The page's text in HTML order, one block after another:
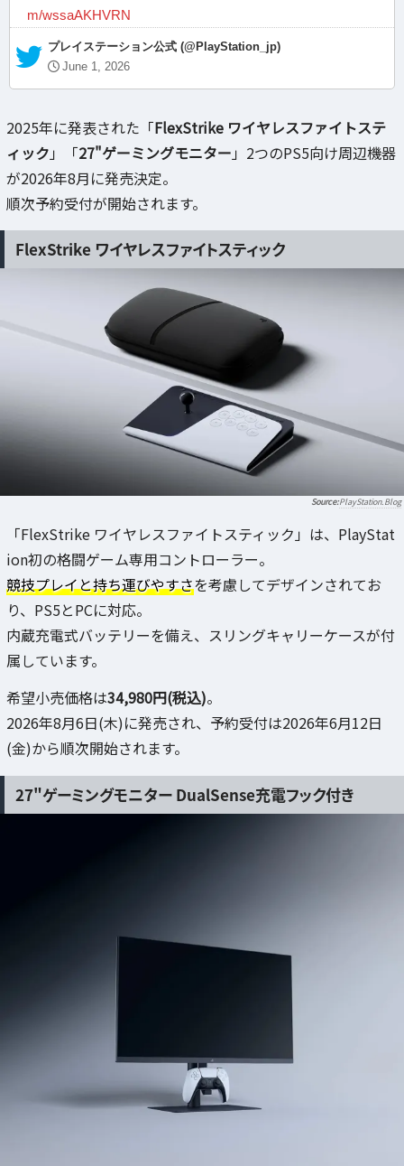
m/wssaAKHVRN
— プレイステーション公式 (@PlayStation_jp)
June 1, 2026
2025年に発表された「FlexStrike ワイヤレスファイトステ
ィック 」「27"ゲーミングモニター 」2つのPS5向け周辺機器
が2026年8月に発売決定。
順次予約受付が開始されます。
FlexStrike ワイヤレスファイトスティック
PlayStation.Blog
「FlexStrike ワイヤレスファイトスティック」は、PlayStat
ion初の格闘ゲーム専用コントローラー。
競技プレイと持ち運びやすさを考慮してデザインされてお
り、PS5とPCに対応。
内蔵充電式バッテリーを備え、スリングキャリーケースが付
属しています。
希望小売価格は34,980円(税込)。
2026年8月6日(木)に発売され、予約受付は2026年6月12日
(金)から順次開始されます。
27"ゲーミングモニター DualSense充電フック付き